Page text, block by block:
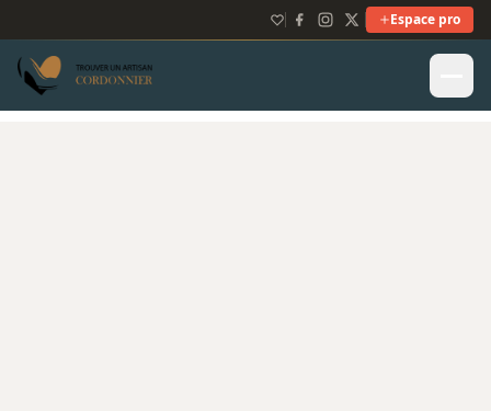
Espace pro